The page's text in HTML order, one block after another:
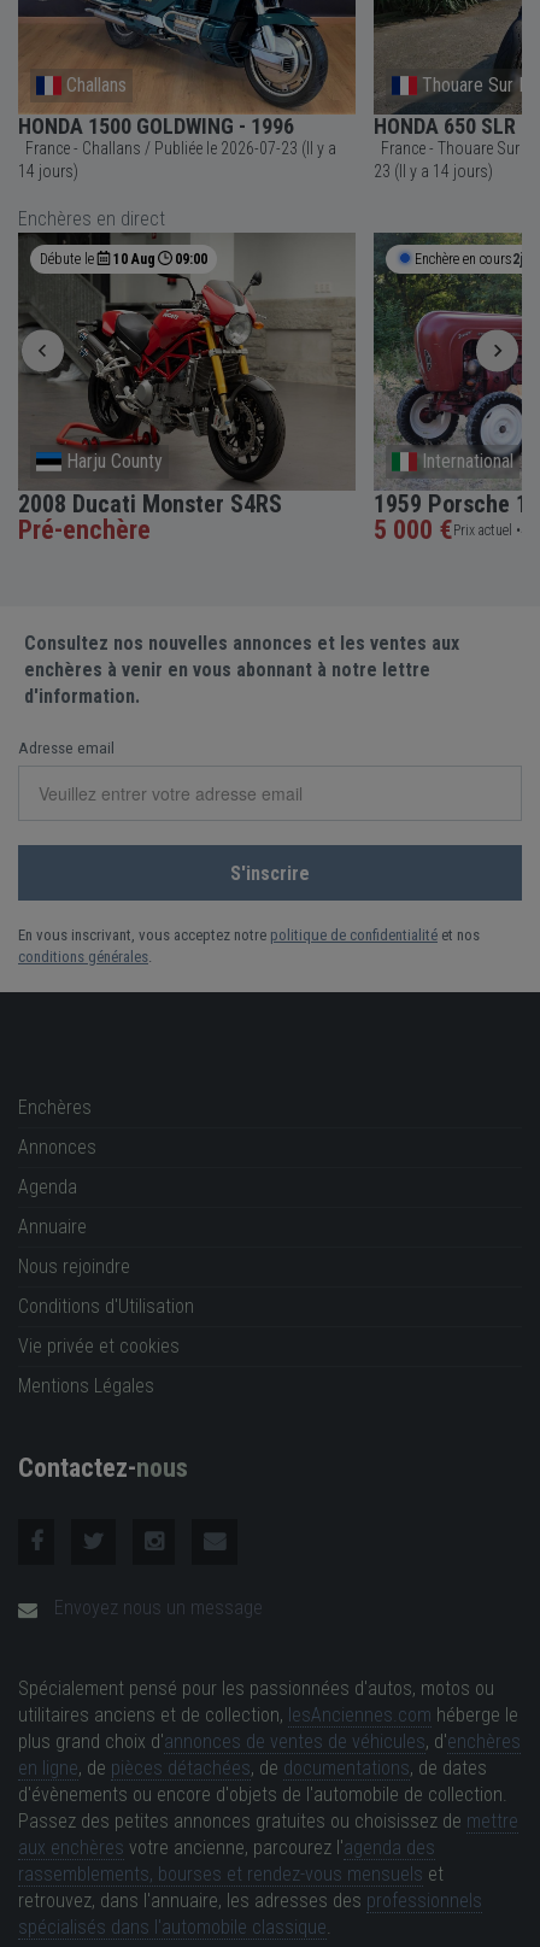
Challans
HONDA 1500 GOLDWING - 1996
France - Challans / Publiée le 2026-07-23 (Il y a
14 jours)
Thouare Sur
HONDA 650 SLR -
France - Thouare Sur Loire / Publiée le
23 (Il y a 14 jours)
Enchères en direct
Débute le 10 Aug 09:00
Harju County
2008 Ducati Monster S4RS
Pré-enchère
Enchère en cours2j
International
1959 Porsche
5 000 € Prix actuel •4
Consultez nos nouvelles annonces et les ventes aux
enchères à venir en vous abonnant à notre lettre
d'information.
Adresse email
En vous inscrivant, vous acceptez notre politique de confidentialité et nos
conditions générales.
Enchères
Annonces
Agenda
Annuaire
Nous rejoindre
Conditions d'Utilisation
Vie privée et cookies
Mentions Légales
Contactez-nous
Envoyez nous un message
Spécialement pensé pour les passionnées d'autos, motos ou
utilitaires anciens et de collection, lesAnciennes.com héberge le
plus grand choix d'annonces de ventes de véhicules, d'enchères
en ligne, de pièces détachées, de documentations, de dates
d'évènements ou encore d'objets de l'automobile de collection.
Passez des petites annonces gratuites ou choisissez de mettre
aux enchères votre ancienne, parcourez l'agenda des
rassemblements, bourses et rendez-vous mensuels et
retrouvez, dans l'annuaire, les adresses des professionnels
spécialisés dans l'automobile classique.